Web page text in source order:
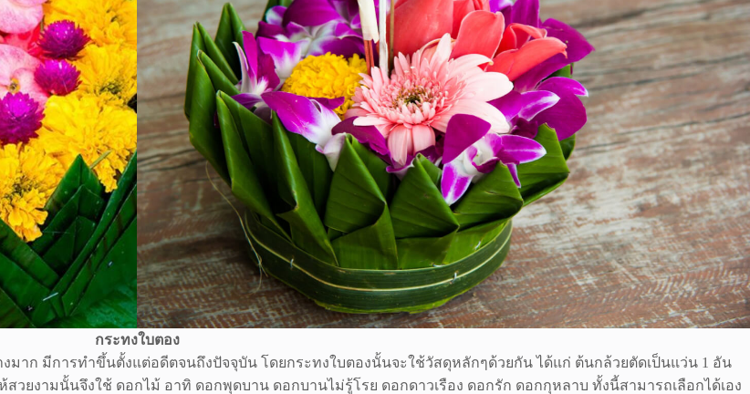
กระทงใบตอง
มาก มีการทำขึ้นตั้งแต่อดีตจนถึงปัจจุบัน โดยกระทงใบตองนั้นจะใช้วัสดุหลักๆด้วยกัน ได้แก่ ต้นกล้วยตัดเป็นแว่น 1 อัน
วยงามนั้นจึงใช้ ดอกไม้ อาทิ ดอกพุดบาน ดอกบานไม่รู้โรย ดอกดาวเรือง ดอกรัก ดอกกุหลาบ ทั้งนี้สามารถเลือกได้เอง